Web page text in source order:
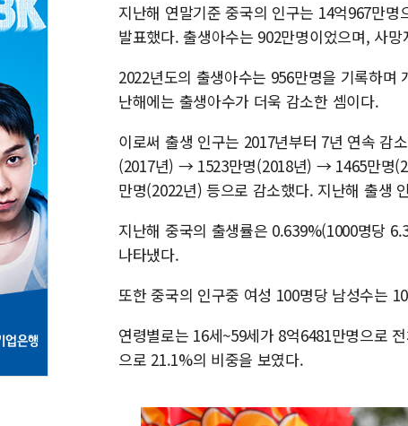
지난해 연말기준 중국의 인구는 14억967만
발표했다. 출생아수는 902만명이었으며, 사
2022년도의 출생아수는 956만명을 기록하며
난해에는 출생아수가 더욱 감소한 셈이다.
이로써 출생 인구는 2017년부터 7년 연속 감
(2017년) → 1523만명(2018년) → 1465만명
만명(2022년) 등으로 감소했다. 지난해 출생
지난해 중국의 출생률은 0.639%(1000명당
나타냈다.
또한 중국의 인구중 여성 100명당 남성수는
연령별로는 16세~59세가 8억6481만명으로
으로 21.1%의 비중을 보였다.